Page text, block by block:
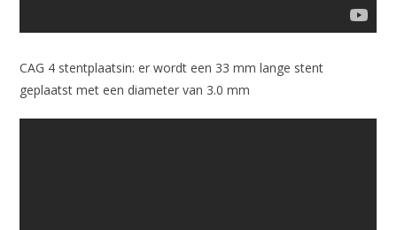
CAG 4 stentplaatsin: er wordt een 33 mm lange stent
geplaatst met een diameter van 3.0 mm